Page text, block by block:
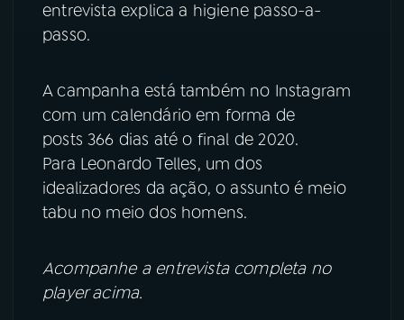
entrevista explica a higiene passo-a-
passo.
A campanha está também no Instagram
com um calendário em forma de
posts 366 dias até o final de 2020.
Para Leonardo Telles, um dos
idealizadores da ação, o assunto é meio
tabu no meio dos homens.
Acompanhe a entrevista completa no
player acima.